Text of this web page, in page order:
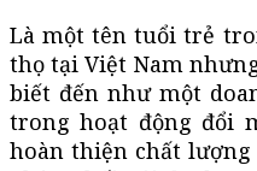
Là một tên tuổi trẻ
thọ tại Việt Nam
biết đến như một
trong hoạt động đổi
hoàn thiện chất